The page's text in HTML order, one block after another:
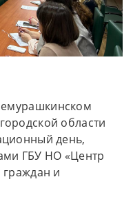
области
день,
ГБУ НО «Центр
граждан и